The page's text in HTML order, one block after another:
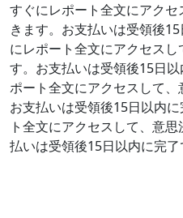
すぐにレポート全文にアク
きます。お支払いは受領後15
にレポート全文にアクセス
す。お支払いは受領後15日以
ポート全文にアクセスして、
お支払いは受領後15日以内に
ト全文にアクセスして、意
払いは受領後15日以内に完了